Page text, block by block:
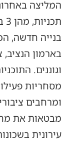
בארמון
וגוננים.
מסחריות
ומרחבים
מבטאות את